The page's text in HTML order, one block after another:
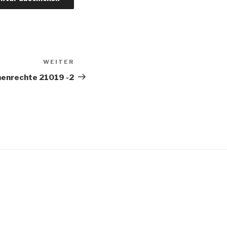
Beitrag
WEITER
21019 -2